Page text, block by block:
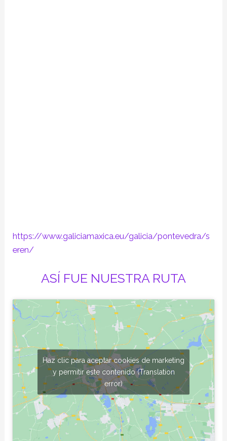
https://www.galiciamaxica.eu/galicia/pontevedra/s
eren/
ASÍ FUE NUESTRA RUTA
Haz clic para aceptar cookies de marketing
y permitir este contenido (Translation
error)